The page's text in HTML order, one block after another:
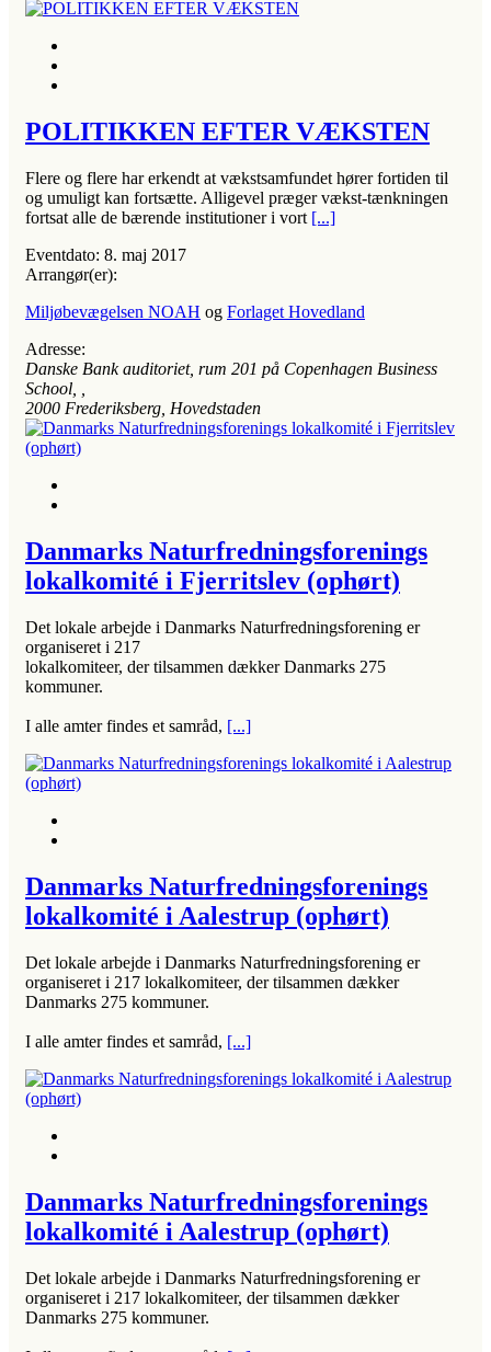
POLITIKKEN EFTER VÆKSTEN
Flere og flere har erkendt at vækstsamfundet hører fortiden til
og umuligt kan fortsætte. Alligevel præger vækst-tænkningen
fortsat alle de bærende institutioner i vort [...]
Eventdato: 8. maj 2017
Arrangør(er):
Miljøbevægelsen NOAH og Forlaget Hovedland
Adresse:
Danske Bank auditoriet, rum 201 på Copenhagen Business
School
2000 Frederiksberg, Hovedstaden
Danmarks Naturfredningsforenings
lokalkomité i Fjerritslev (ophørt)
Det lokale arbejde i Danmarks Naturfredningsforening er
organiseret i 217
lokalkomiteer, der tilsammen dækker Danmarks 275
kommuner.
I alle amter findes et samråd, [...]
Danmarks Naturfredningsforenings
lokalkomité i Aalestrup (ophørt)
Det lokale arbejde i Danmarks Naturfredningsforening er
organiseret i 217 lokalkomiteer, der tilsammen dækker
Danmarks 275 kommuner.
I alle amter findes et samråd, [...]
Danmarks Naturfredningsforenings
lokalkomité i Aalestrup (ophørt)
Det lokale arbejde i Danmarks Naturfredningsforening er
organiseret i 217 lokalkomiteer, der tilsammen dækker
Danmarks 275 kommuner.